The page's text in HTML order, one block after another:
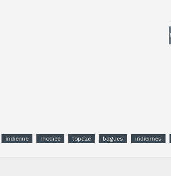
indienne rhodiee topaze bagues indiennes